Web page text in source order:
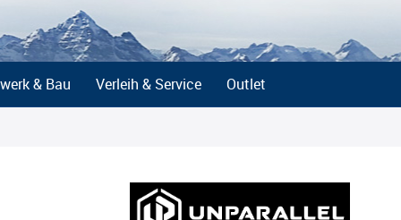
& Bau Verleih & Service Outlet